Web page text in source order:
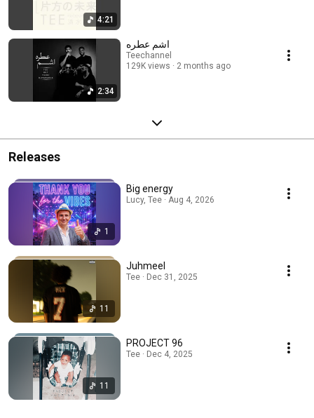
4:21
2:34
اشم عطره
Teechannel
129K views
2 months ago
Releases
1
Big energy
Lucy, Tee · Aug 4, 2026
11
Juhmeel
Tee · Dec 31, 2025
11
PROJECT 96
Tee · Dec 4, 2025